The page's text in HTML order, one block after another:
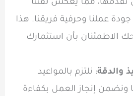
نقدمها، مما يعكس ثقتنا
عملنا وحرفية فريقنا. هذا
الاطمئنان بأن استثمارك
والدقة: نلتزم بالمواعيد
ونضمن إنجاز العمل بكفاءة